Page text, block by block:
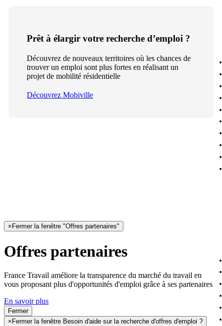
Prêt à élargir votre recherche d’emploi ?
Découvrez de nouveaux territoires où les chances de
trouver un emploi sont plus fortes en réalisant un
projet de mobilité résidentielle
Découvrez Mobiville
× Fermer la fenêtre "Offres partenaires"
Offres partenaires
France Travail améliore la transparence du marché du travail en
vous proposant plus d'opportunités d'emploi grâce à ses partenaires
En savoir plus
Fermer
× Fermer la fenêtre Besoin d'aide sur la recherche d'offres d'emploi ?